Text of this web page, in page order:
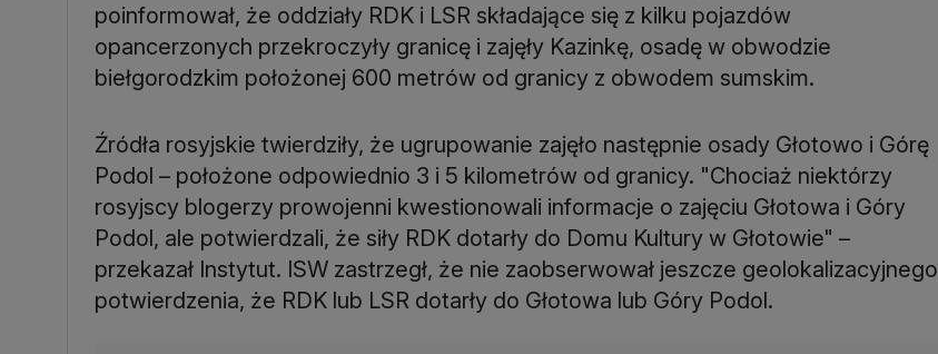
poinformował, że oddziały RDK i LSR składające się z kilku pojazdów
opancerzonych przekroczyły granicę i zajęły Kazinkę, osadę w obwodzie
biełgorodzkim położonej 600 metrów od granicy z obwodem sumskim.
Źródła rosyjskie twierdziły, że ugrupowanie zajęło następnie osady Głotowo i Górę
Podol – położone odpowiednio 3 i 5 kilometrów od granicy. "Chociaż niektórzy
rosyjscy blogerzy prowojenni kwestionowali informacje o zajęciu Głotowa i Góry
Podol, ale potwierdzali, że siły RDK dotarły do Domu Kultury w Głotowie" –
przekazał Instytut. ISW zastrzegł, że nie zaobserwował jeszcze geolokalizacyjnego
potwierdzenia, że RDK lub LSR dotarły do Głotowa lub Góry Podol.